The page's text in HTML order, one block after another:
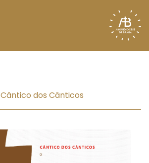
Cântico dos Cânticos